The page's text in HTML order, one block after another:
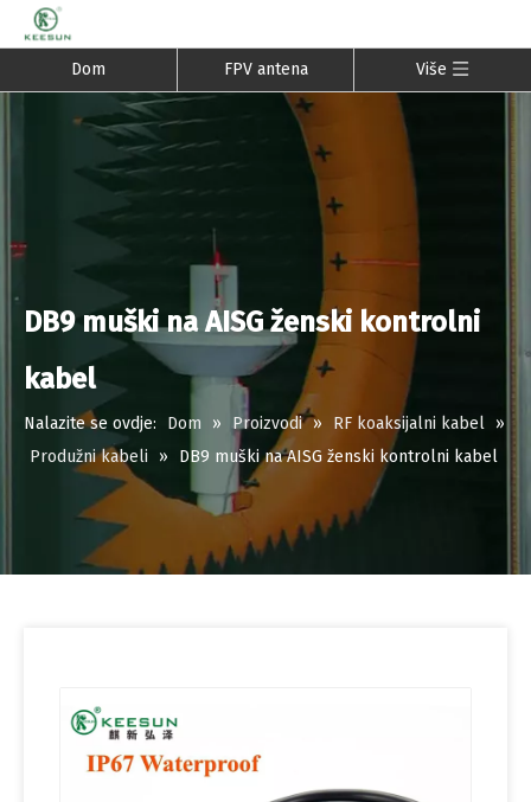
Dom FPV antena Više
DB9 muški na AISG ženski kontrolni
kabel
Nalazite se ovdje: Dom » Proizvodi » RF koaksijalni kabel »
Produžni kabeli
» DB9 muški na AISG ženski kontrolni kabel